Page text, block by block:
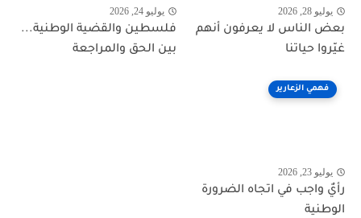
يوليو 28, 2026
بعض الناس لا يعرفون أنهم
غيّروا حياتنا
يوليو 24, 2026
فلسطين والقضية الوطنية...
بين الحق والمراجعة
فهمي الزعارير
يوليو 23, 2026
رأيٌ واجب في اتجاه الضرورة
الوطنية